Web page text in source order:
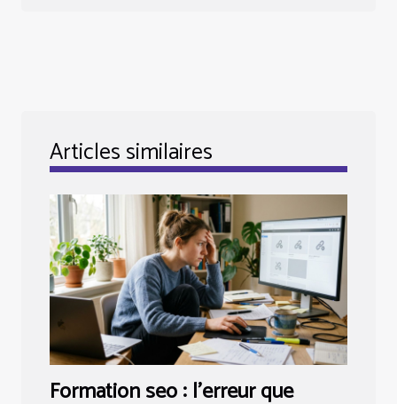
Articles similaires
Formation seo : l’erreur que